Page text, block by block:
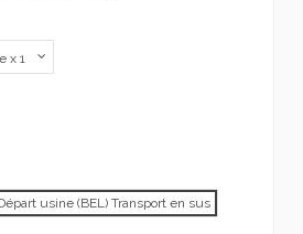
usine (BEL) Transport en sus